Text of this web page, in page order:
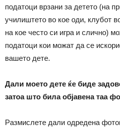
податоци врзани за детето (на
училиштето во кое оди, клубот
на кое често си игра и слично)
податоци кои можат да се
вашето дете.
Дали моето дете ќе биде
затоа што била објавена таа
Размислете дали одредена